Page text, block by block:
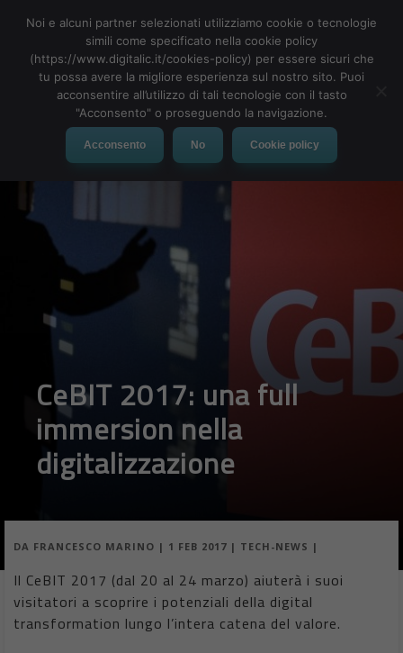
MENU
CeBIT 2017: una full
immersion nella
digitalizzazione
DA FRANCESCO MARINO | 1 FEB 2017 | TECH-NEWS |
Il CeBIT 2017 (dal 20 al 24 marzo) aiuterà i suoi
visitatori a scoprire i potenziali della digital
transformation lungo l’intera catena del valore.
Noi e alcuni partner selezionati utilizziamo cookie o tecnologie
simili come specificato nella cookie policy
(https://www.digitalic.it/cookies-policy) per essere sicuri che
tu possa avere la migliore esperienza sul nostro sito. Puoi
acconsentire all’utilizzo di tali tecnologie con il tasto
"Acconsento" o proseguendo la navigazione.
Acconsento No Cookie policy